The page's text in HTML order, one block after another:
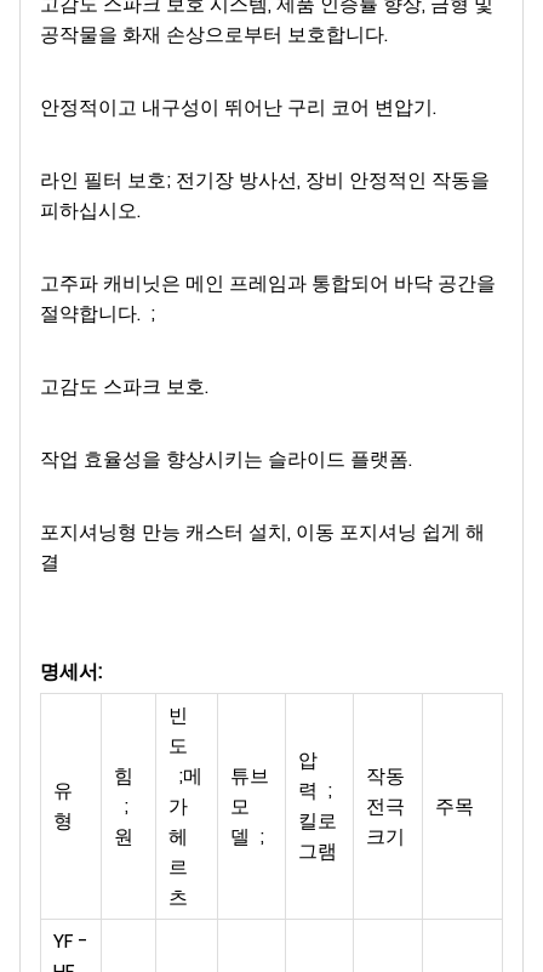
공작물을 화재 손상으로부터 보호합니다.
안정적이고 내구성이 뛰어난 구리 코어 변압기.
라인 필터 보호; 전기장 방사선, 장비 안정적인 작동을
피하십시오.
고주파 캐비닛은 메인 프레임과 통합되어 바닥 공간을
절약합니다. ;
고감도 스파크 보호.
작업 효율성을 향상시키는 슬라이드 플랫폼.
포지셔닝형 만능 캐스터 설치, 이동 포지셔닝 쉽게 해
결
명세서:
유
형
힘
;
원
빈
도
;메
가
헤
르
츠
튜브
모
델 ;
압
력 ;
킬로
그램
작동
전극
크기
주목
YF -